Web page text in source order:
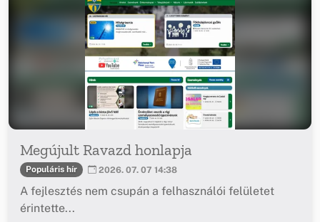
Megújult Ravazd honlapja
Populáris hír 2026. 07. 07 14:38
A fejlesztés nem csupán a felhasználói felületet
érintette...